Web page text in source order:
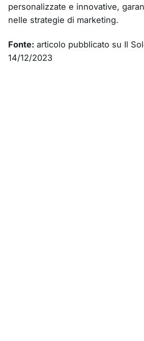
personalizzate e innovative,
nelle strategie di marketing.
Fonte: articolo pubblicato su Il
14/12/2023